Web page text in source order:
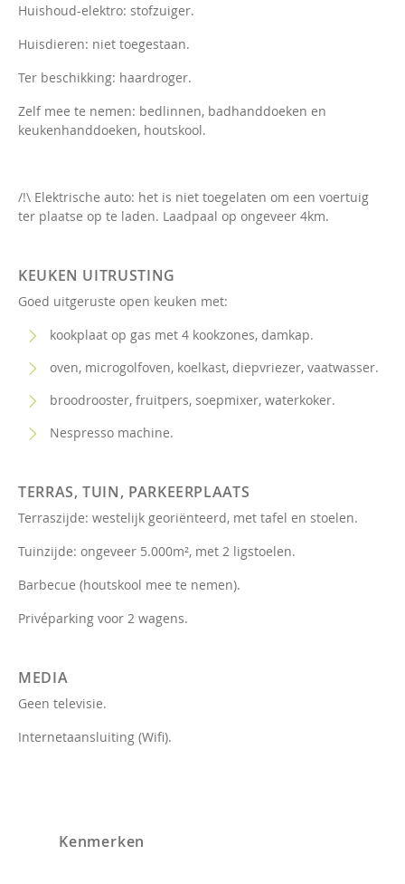
Huishoud-elektro: stofzuiger.
Huisdieren: niet toegestaan.
Ter beschikking: haardroger.
Zelf mee te nemen: bedlinnen, badhanddoeken en
keukenhanddoeken, houtskool.
/!\ Elektrische auto: het is niet toegelaten om een voertuig
ter plaatse op te laden. Laadpaal op ongeveer 4km.
KEUKEN UITRUSTING
Goed uitgeruste open keuken met:
kookplaat op gas met 4 kookzones, damkap.
oven, microgolfoven, koelkast, diepvriezer, vaatwasser.
broodrooster, fruitpers, soepmixer, waterkoker.
Nespresso machine.
TERRAS, TUIN, PARKEERPLAATS
Terraszijde: westelijk georiënteerd, met tafel en stoelen.
Tuinzijde: ongeveer 5.000m², met 2 ligstoelen.
Barbecue (houtskool mee te nemen).
Privéparking voor 2 wagens.
MEDIA
Geen televisie.
Internetaansluiting (Wifi).
Kenmerken